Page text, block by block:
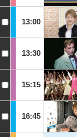
13:00
13:30
15:15
16:45